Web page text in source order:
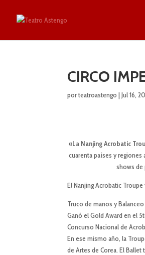
CIRCO
porteatroastengo |Jul 16,
«La Nanjing Acrobatic
cuarenta países y
shows de
El Nanjing Acrobatic
Truco de manos y
Ganó el Gold Award en el
Concurso Nacional de
En ese mismo año, la
de Artes de Corea. El